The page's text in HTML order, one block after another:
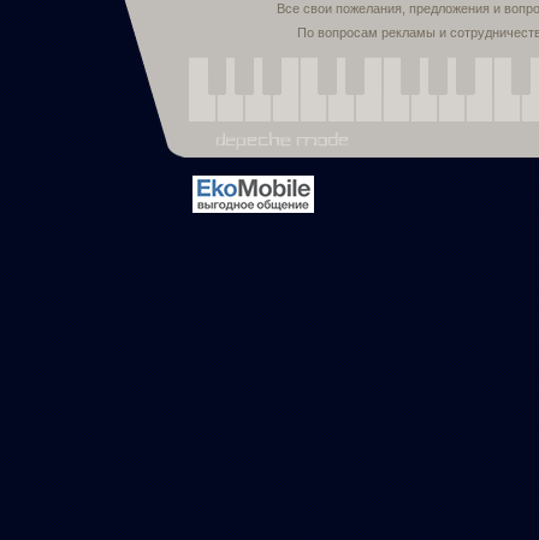
Все свои пожелания, предложения и
По вопросам рекламы и